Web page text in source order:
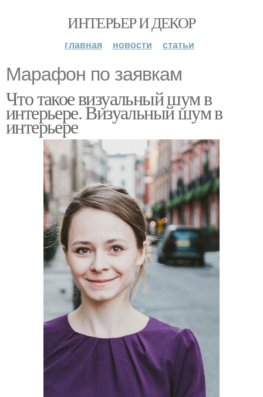
ИНТЕРЬЕР И ДЕКОР
главная новости статьи
Марафон по заявкам
Что такое визуальный шум в
интерьере. Визуальный шум в
интерьере